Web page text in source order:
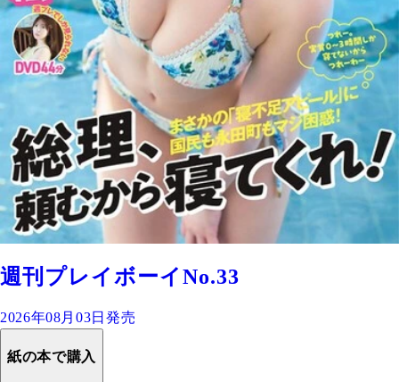
週刊プレイボーイNo.33
2026年08月03日発売
紙の本で購入